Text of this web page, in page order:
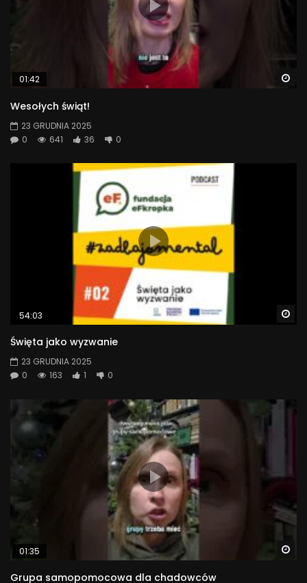
01:42
Wesołych świąt!
23 GRUDNIA 2025
0
641 36 0
54:03
Święta jako wyzwanie
23 GRUDNIA 2025
0
163 1 0
01:35
Grupa samopomocowa dla chadowców